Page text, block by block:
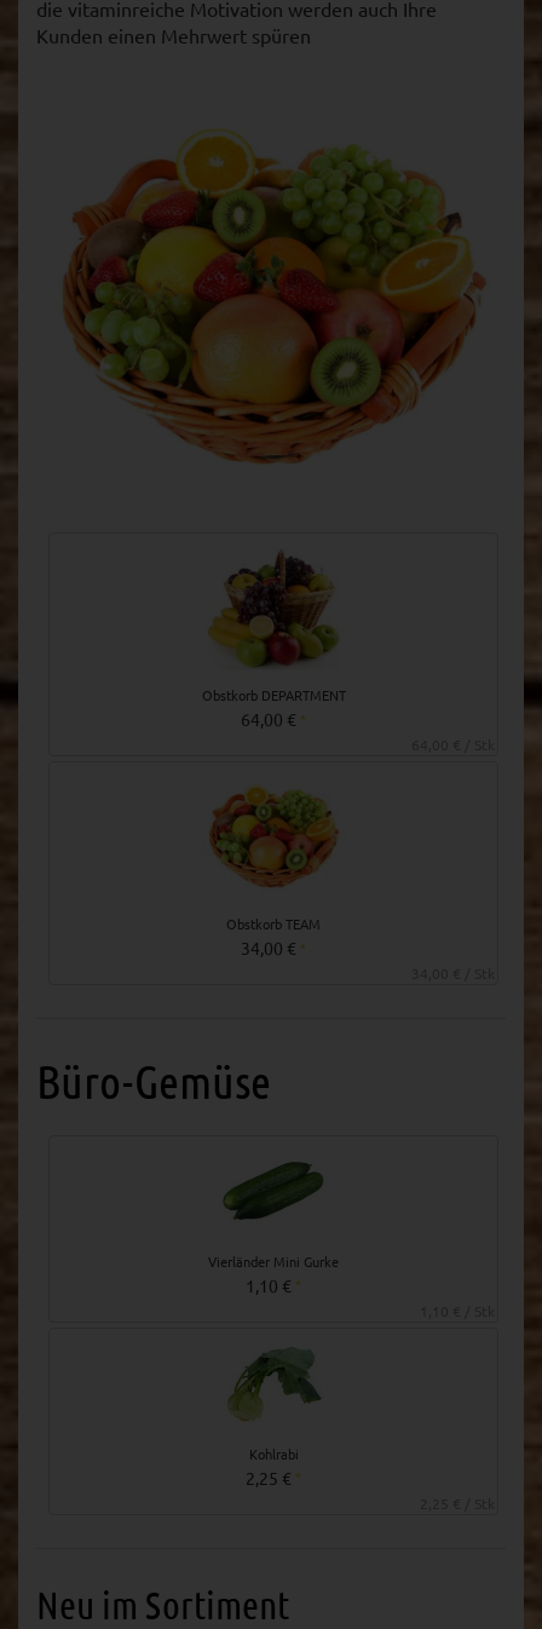
die vitaminreiche Motivation werden auch Ihre
Kunden einen Mehrwert spüren
Obstkorb DEPARTMENT
64,00 € *
Obstkorb TEAM
34,00 € *
Büro-Gemüse
Vierländer Mini Gurke
1,10 € *
Kohlrabi
2,25 € *
Neu im Sortiment